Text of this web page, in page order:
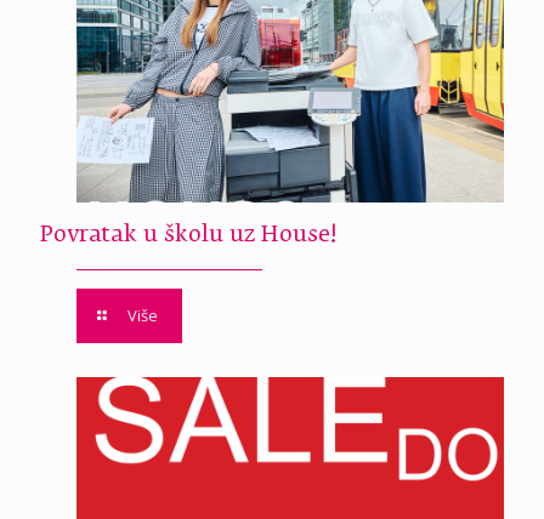
Povratak u školu uz House!
Više